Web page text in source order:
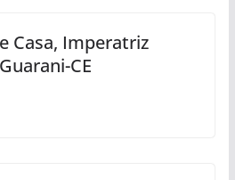
Casa, Imperatriz
CE